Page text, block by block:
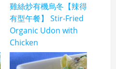
雞絲炒有機烏冬【辣得
有型午餐】 Stir-Fried
Organic Udon with
Chicken